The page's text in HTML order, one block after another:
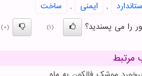
, ایمنی ,
ساخت
را می پسندید؟
(1)
(0)
مرتبط